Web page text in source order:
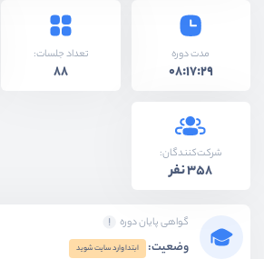
مدت دوره
08:17:29
تعداد جلسات:
88
شرکت‌کنندگان:
358 نفر
گواهی پایان دوره
وضعیت: ابتدا وارد سایت شوید